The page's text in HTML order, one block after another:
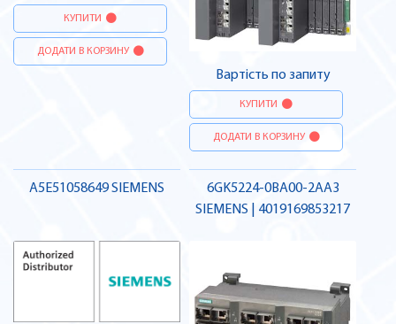
КУПИТИ
ДОДАТИ В КОРЗИНУ
Вартість по запиту
КУПИТИ
ДОДАТИ В КОРЗИНУ
A5E51058649 SIEMENS
6GK5224-0BA00-2AA3
SIEMENS | 4019169853217